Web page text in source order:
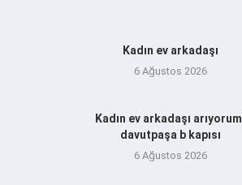
Kadın ev arkadaşı
6 Ağustos 2026
Kadın ev arkadaşı arıyorum |
davutpaşa b kapısı
6 Ağustos 2026